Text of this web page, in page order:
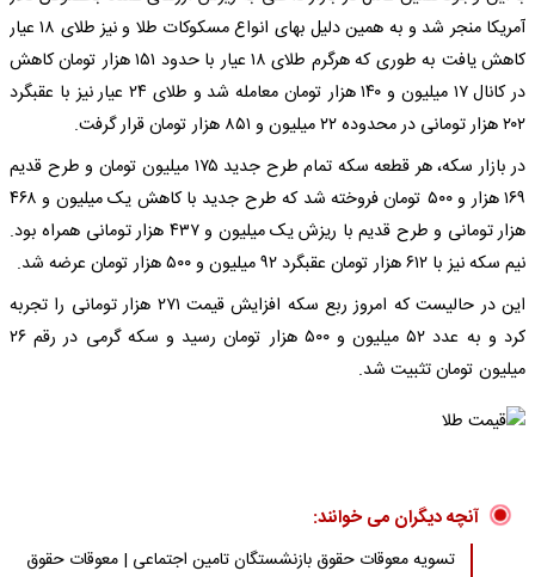
آمریکا منجر شد و به همین دلیل بهای انواع مسکوکات طلا و نیز طلای ۱۸ عیار
کاهش یافت به طوری که هرگرم طلای ۱۸ عیار با حدود ۱۵۱ هزار تومان کاهش
در کانال ۱۷ میلیون و ۱۴۰ هزار تومان معامله شد و طلای ۲۴ عیار نیز با عقبگرد
۲۰۲ هزار تومانی در محدوده ۲۲ میلیون و ۸۵۱ هزار تومان قرار گرفت.
در بازار سکه، هر قطعه سکه تمام طرح جدید ۱۷۵ میلیون تومان و طرح قدیم
۱۶۹ هزار و ۵۰۰ تومان فروخته شد که طرح جدید با کاهش یک میلیون و ۴۶۸
هزار تومانی و طرح قدیم با ریزش یک میلیون و ۴۳۷ هزار تومانی همراه بود.
نیم سکه نیز با ۶۱۲ هزار تومان عقبگرد ۹۲ میلیون و ۵۰۰ هزار تومان عرضه شد.
این در حالیست که امروز ربع سکه افزایش قیمت ۲۷۱ هزار تومانی را تجربه
کرد و به عدد ۵۲ میلیون و ۵۰۰ هزار تومان رسید و سکه گرمی در رقم ۲۶
میلیون تومان تثبیت شد.
آنچه دیگران می خوانند:
تسویه معوقات حقوق بازنشستگان تامین اجتماعی | معوقات حقوق